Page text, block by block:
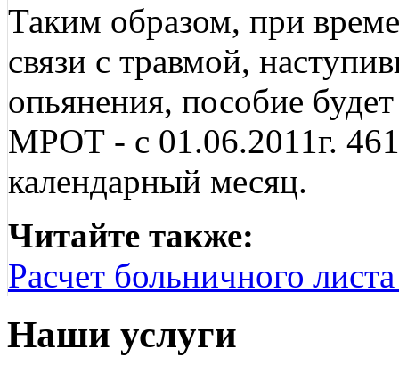
Таким образом, при
связи с травмой,
опьянения, пособие
МРОТ - с 01.06.2011г.
календарный месяц.
Читайте также:
Расчет больничного
Наши услуги